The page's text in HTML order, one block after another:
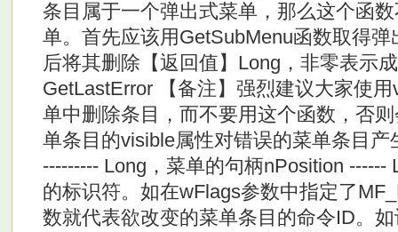
条目属于一个弹出式菜单，那么这个函
单。首先应该用GetSubMenu函数取得
后将其删除【返回值】Long，非零表示
GetLastError 【备注】强烈建议大家使
单中删除条目，而不要用这个函数，否
单条目的visible属性对错误的菜单条目产
--------- Long，菜单的句柄nPosition ------
的标识符。如在wFlags参数中指定了
数就代表欲改变的菜单条目的命令ID。